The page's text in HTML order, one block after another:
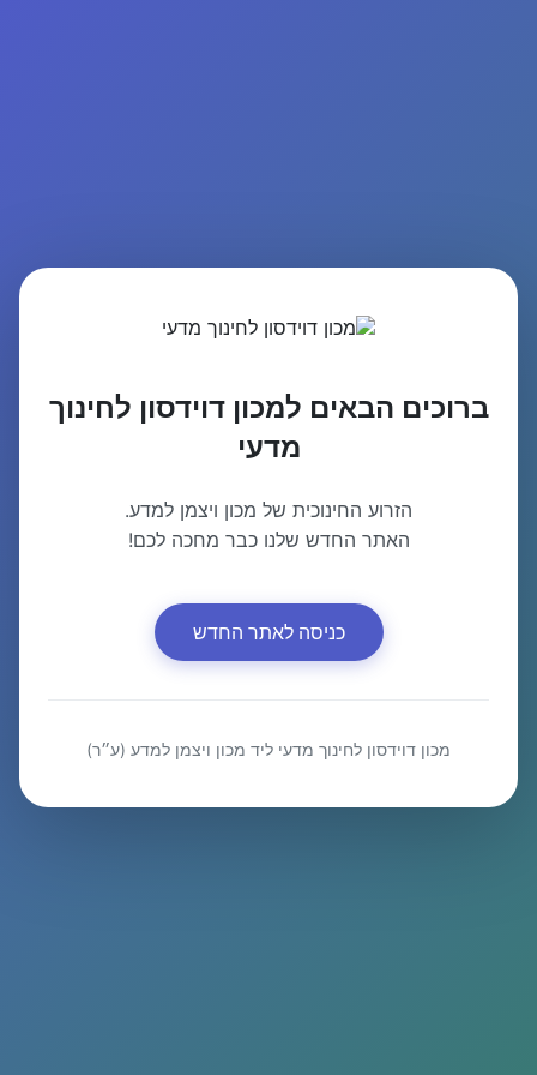
ברוכים הבאים למכון דוידסון לחינוך
מדעי
הזרוע החינוכית של מכון ויצמן למדע.
האתר החדש שלנו כבר מחכה לכם!
כניסה לאתר החדש
מכון דוידסון לחינוך מדעי ליד מכון ויצמן למדע (ע״ר)